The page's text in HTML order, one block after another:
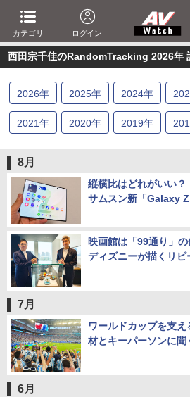
カテゴリ ログイン
西田宗千佳のRandomTracking 2026年
2026年 2025年 2024年
2021年 2020年 2019年
2011年 2010年 2009年
2006年
8月
縦横比はどれがいい？
サムスン新「Galaxy Z
映画館は「99通り」
ディズニーが描くリピ
7月
ワールドカップを支
材とキーパーソンに聞
6月